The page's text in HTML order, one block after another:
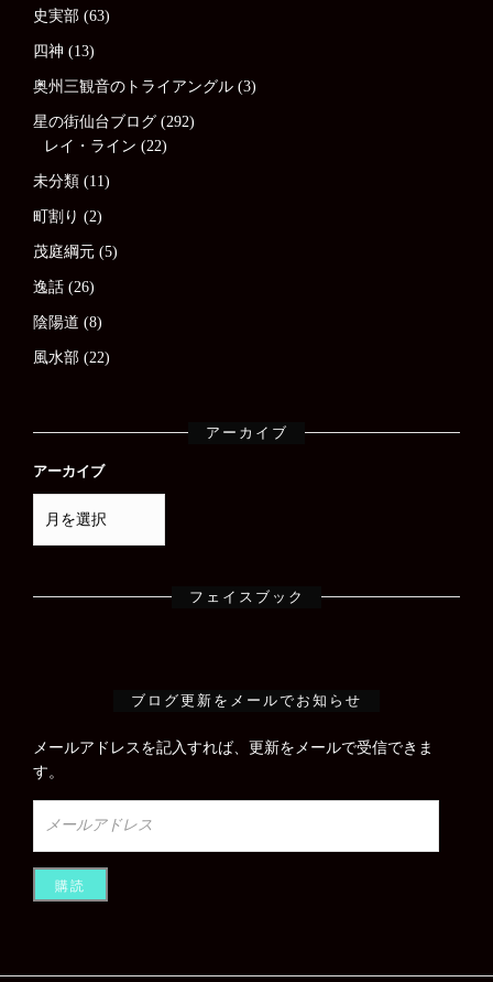
史実部 (63)
四神 (13)
奥州三観音のトライアングル (3)
星の街仙台ブログ (292)
レイ・ライン (22)
未分類 (11)
町割り (2)
茂庭綱元 (5)
逸話 (26)
陰陽道 (8)
風水部 (22)
アーカイブ
アーカイブ
フェイスブック
ブログ更新をメールでお知らせ
メールアドレスを記入すれば、更新をメールで受信できま
す。
ー
ル
ド